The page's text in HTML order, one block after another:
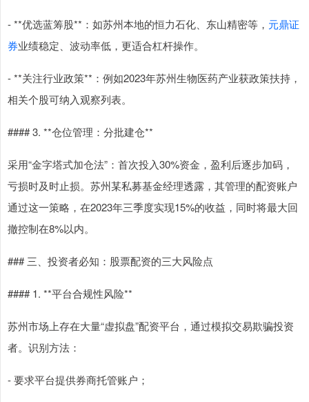
- **优选蓝筹股**：如苏州本地的恒力石化、东山精密等， 元鼎证
券业绩稳定、波动率低，更适合杠杆操作。
- **关注行业政策**：例如2023年苏州生物医药产业获政策扶持，
相关个股可纳入观察列表。
#### 3. **仓位管理：分批建仓**
采用“金字塔式加仓法”：首次投入30%资金，盈利后逐步加码，
亏损时及时止损。苏州某私募基金经理透露，其管理的配资账户
通过这一策略，在2023年三季度实现15%的收益，同时将最大回
撤控制在8%以内。
### 三、投资者必知：股票配资的三大风险点
#### 1. **平台合规性风险**
苏州市场上存在大量“虚拟盘”配资平台，通过模拟交易欺骗投资
者。识别方法：
- 要求平台提供券商托管账户；